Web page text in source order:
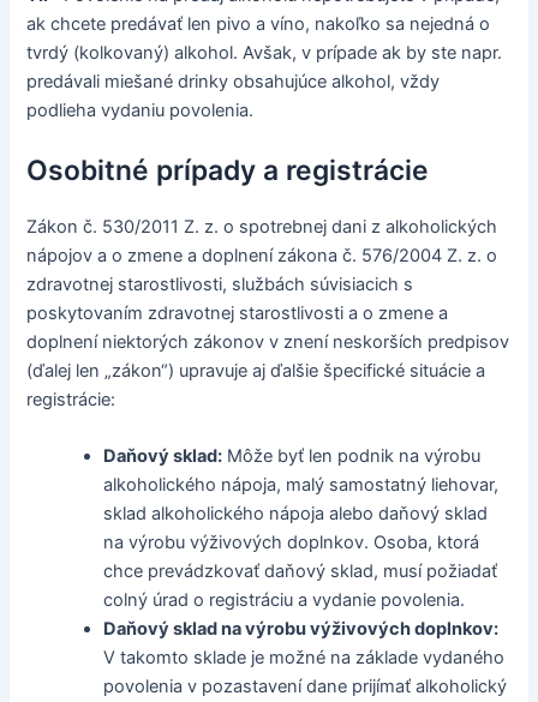
ak chcete predávať len pivo a víno, nakoľko sa nejedná o
tvrdý (kolkovaný) alkohol. Avšak, v prípade ak by ste napr.
predávali miešané drinky obsahujúce alkohol, vždy
podlieha vydaniu povolenia.
Osobitné prípady a registrácie
Zákon č. 530/2011 Z. z. o spotrebnej dani z alkoholických
nápojov a o zmene a doplnení zákona č. 576/2004 Z. z. o
zdravotnej starostlivosti, službách súvisiacich s
poskytovaním zdravotnej starostlivosti a o zmene a
doplnení niektorých zákonov v znení neskorších predpisov
(ďalej len „zákon“) upravuje aj ďalšie špecifické situácie a
registrácie:
Daňový sklad: Môže byť len podnik na výrobu
alkoholického nápoja, malý samostatný liehovar,
sklad alkoholického nápoja alebo daňový sklad
na výrobu výživových doplnkov. Osoba, ktorá
chce prevádzkovať daňový sklad, musí požiadať
colný úrad o registráciu a vydanie povolenia.
Daňový sklad na výrobu výživových doplnkov:
V takomto sklade je možné na základe vydaného
povolenia v pozastavení dane prijímať alkoholický